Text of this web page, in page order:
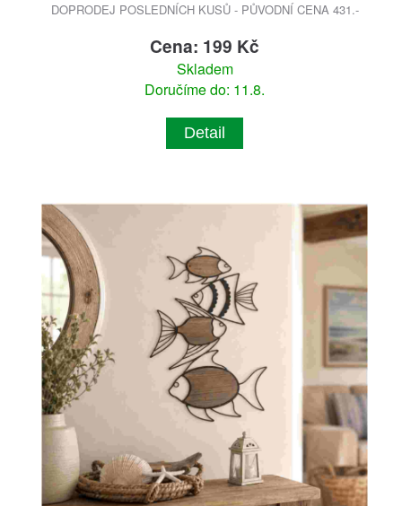
DOPRODEJ POSLEDNÍCH KUSŮ - PŮVODNÍ CENA 431.-
Cena: 199 Kč
Skladem
Doručíme do: 11.8.
Detail